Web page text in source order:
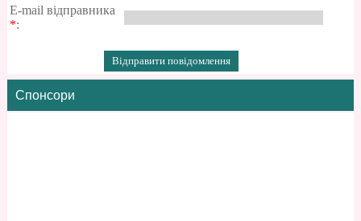
E-mail відправника
*:
Спонсори